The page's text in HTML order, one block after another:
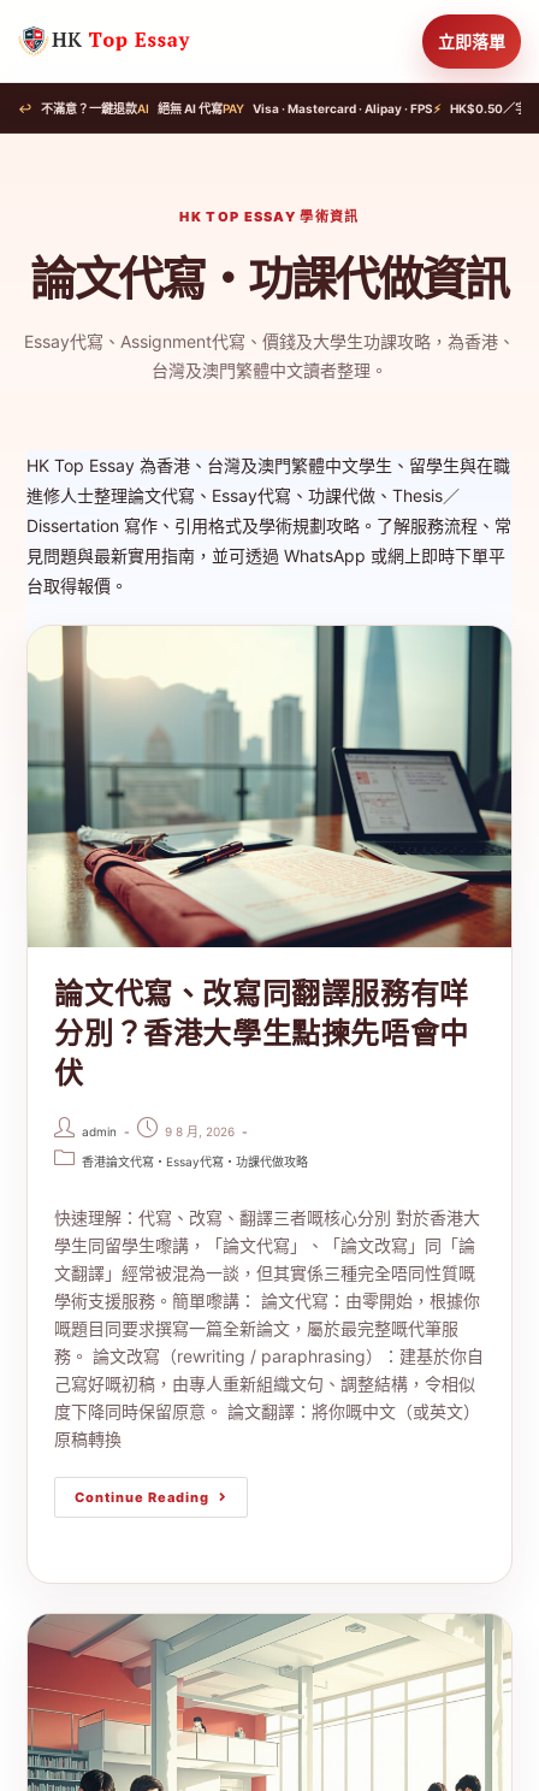
立即落單
↩ 不滿意？一鍵退款AI 絕無 AI 代寫PAY Visa · Mastercard · Alipay · FPS⚡ HK$0.50／字起
HK TOP ESSAY 學術資訊
論文代寫・功課代做資訊
Essay代寫、Assignment代寫、價錢及大學生功課攻略，為香港、
台灣及澳門繁體中文讀者整理。
HK Top Essay 為香港、台灣及澳門繁體中文學生、留學生與在職
進修人士整理論文代寫、Essay代寫、功課代做、Thesis／
Dissertation 寫作、引用格式及學術規劃攻略。了解服務流程、常
見問題與最新實用指南，並可透過 WhatsApp 或網上即時下單平
台取得報價。
論文代寫、改寫同翻譯服務有咩
分別？香港大學生點揀先唔會中
伏
admin 9 8 月, 2026
香港論文代寫・Essay代寫・功課代做攻略
快速理解：代寫、改寫、翻譯三者嘅核心分別 對於香港大
學生同留學生嚟講，「論文代寫」、「論文改寫」同「論
文翻譯」經常被混為一談，但其實係三種完全唔同性質嘅
學術支援服務。簡單嚟講： 論文代寫：由零開始，根據你
嘅題目同要求撰寫一篇全新論文，屬於最完整嘅代筆服
務。 論文改寫（rewriting / paraphrasing）：建基於你自
己寫好嘅初稿，由專人重新組織文句、調整結構，令相似
度下降同時保留原意。 論文翻譯：將你嘅中文（或英文）
原稿轉換
Continue Reading